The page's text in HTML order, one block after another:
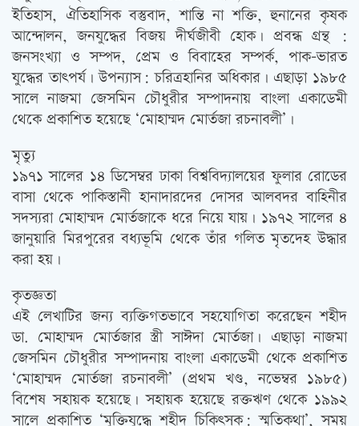
ইতিহাস, ঐতিহাসিক বস্তুবাদ, শান্তি না শক্তি, হুনানের কৃষক
আন্দোলন, জনযুদ্ধের বিজয় দীর্ঘজীবী হোক। প্রবন্ধ গ্রন্থ :
জনসংখ্যা ও সম্পদ, প্রেম ও বিবাহের সম্পর্ক, পাক-ভারত
যুদ্ধের তাত্‍পর্য। উপন্যাস: চরিত্রহানির অধিকার। এছাড়া ১৯৮৫
সালে নাজমা জেসমিন চৌধুরীর সম্পাদনায় বাংলা একাডেমী
থেকে প্রকাশিত হয়েছে ‘মোহাম্মদ মোর্তজা রচনাবলী’।
মৃত্যু
১৯৭১ সালের ১৪ ডিসেম্বর ঢাকা বিশ্ববিদ্যালয়ের ফুলার রোডের
বাসা থেকে পাকিস্তানী হানাদারদের দোসর আলবদর বাহিনীর
সদস্যরা মোহাম্মদ মোর্তজাকে ধরে নিয়ে যায়। ১৯৭২ সালের ৪
জানুয়ারি মিরপুরের বধ্যভূমি থেকে তাঁর গলিত মৃতদেহ উদ্ধার
করা হয়।
কৃতজ্ঞতা
এই লেখাটির জন্য ব্যক্তিগতভাবে সহযোগিতা করেছেন শহীদ
ডা. মোহাম্মদ মোর্তজার স্ত্রী সাঈদা মোর্তজা। এছাড়া নাজমা
জেসমিন চৌধুরীর সম্পাদনায় বাংলা একাডেমী থেকে প্রকাশিত
‘মোহাম্মদ মোর্তজা রচনাবলী’ (প্রথম খণ্ড, নভেম্বর ১৯৮৫)
বিশেষ সহায়ক হয়েছে। সহায়ক হয়েছে রক্তঋণ থেকে ১৯৯২
সালে প্রকাশিত ‘মুক্তিযুদ্ধে শহীদ চিকিত্‍সক: স্মৃতিকথা’, সময়